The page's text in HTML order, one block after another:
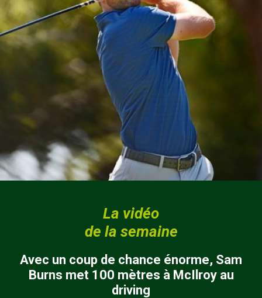
La vidéo
de la semaine
Avec un coup de chance énorme, Sam
Burns met 100 mètres à McIlroy au
driving